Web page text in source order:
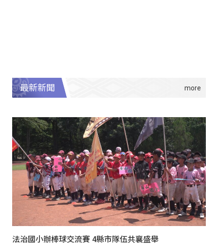
最新新聞
法治國小辦棒球交流賽 4縣市隊伍共襄盛舉